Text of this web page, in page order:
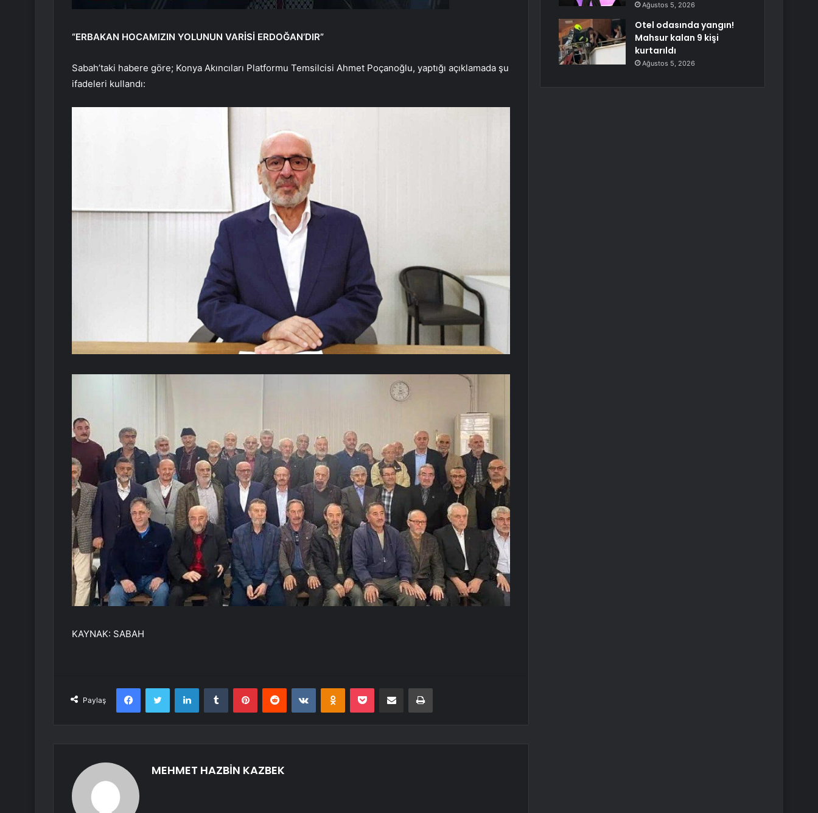
“ERBAKAN HOCAMIZIN YOLUNUN VARİSİ ERDOĞAN’DIR”
Sabah’taki habere göre; Konya Akıncıları Platformu Temsilcisi Ahmet Poçanoğlu, yaptığı açıklamada şu
ifadeleri kullandı:
KAYNAK: SABAH
Paylaş
FacebookTwitter LinkedInTumblr PinterestReddit VKontakteOdnoklassniki
Pocket E-Posta ile paylaş Yazdır
MEHMET HAZBİN KAZBEK
Ağustos 5, 2026
Otel odasında yangın!
Mahsur kalan 9 kişi
kurtarıldı
Ağustos 5, 2026